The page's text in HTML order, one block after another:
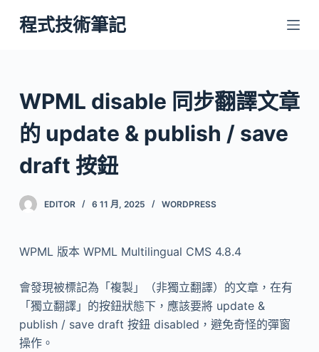
跳
至
內
容
程式技術筆記
WPML disable 同步翻譯文章
的 update & publish / save
draft 按鈕
EDITOR 6 11 月, 2025 WORDPRESS
WPML 版本 WPML Multilingual CMS 4.8.4
會發現被標記為「複製」（非獨立翻譯）的文章，在有
「獨立翻譯」的按鈕狀態下，應該要將 update &
publish / save draft 按鈕 disabled，避免奇怪的彈窗
操作。